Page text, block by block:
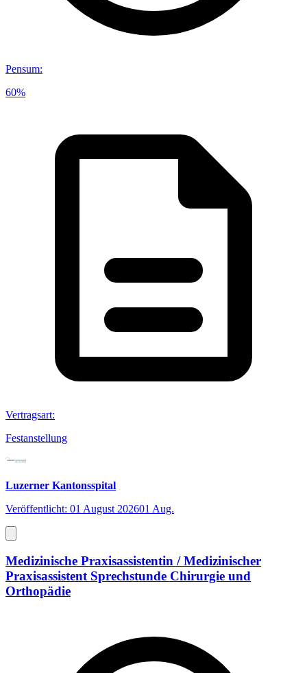
Pensum:
60%
Vertragsart:
Festanstellung
Luzerner Kantonsspital
Veröffentlicht: 01 August 202601 Aug.
Medizinische Praxisassistentin / Medizinischer
Praxisassistent Sprechstunde Chirurgie und
Orthopädie